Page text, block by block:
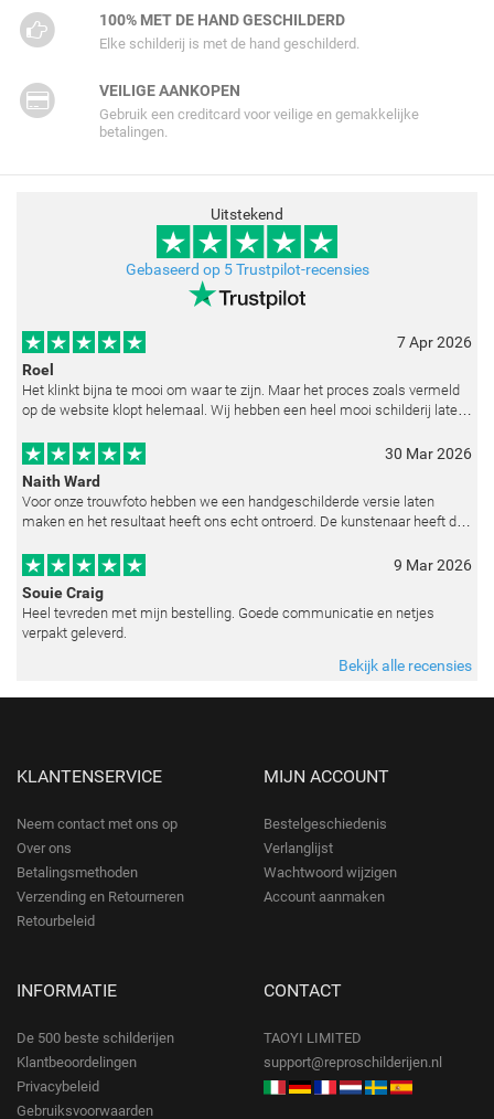
100% MET DE HAND GESCHILDERD
Elke schilderij is met de hand geschilderd.
VEILIGE AANKOPEN
Gebruik een creditcard voor veilige en gemakkelijke
betalingen.
Uitstekend
Gebaseerd op 5 Trustpilot-recensies
7 Apr 2026
Roel
Het klinkt bijna te mooi om waar te zijn. Maar het proces zoals vermeld
op de website klopt helemaal. Wij hebben een heel mooi schilderij laten
30 Mar 2026
Naith Ward
Voor onze trouwfoto hebben we een handgeschilderde versie laten
maken en het resultaat heeft ons echt ontroerd. De kunstenaar heeft de
9 Mar 2026
Souie Craig
Heel tevreden met mijn bestelling. Goede communicatie en netjes
verpakt geleverd.
Bekijk alle recensies
KLANTENSERVICE
Neem contact met ons op
Over ons
Betalingsmethoden
Verzending en Retourneren
Retourbeleid
MIJN ACCOUNT
Bestelgeschiedenis
Verlanglijst
Wachtwoord wijzigen
Account aanmaken
INFORMATIE
De 500 beste schilderijen
Klantbeoordelingen
Privacybeleid
Gebruiksvoorwaarden
CONTACT
TAOYI LIMITED
support@reproschilderijen.nl